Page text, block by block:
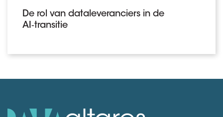
De rol van dataleveranciers in de
AI‑transitie